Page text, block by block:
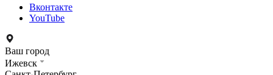
Вконтакте
YouTube
Ваш город
Ижевск